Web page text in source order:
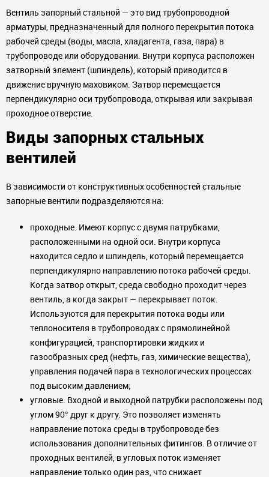
Вентиль запорный стальной — это вид трубопроводной
арматуры, предназначенный для полного перекрытия потока
рабочей среды (воды, масла, хладагента, газа, пара) в
трубопроводе или оборудовании. Внутри корпуса расположен
затворный элемент (шпиндель), который приводится в
движение вручную маховиком. Затвор перемещается
перпендикулярно оси трубопровода, открывая или закрывая
проходное отверстие.
Виды запорных стальных
вентилей
В зависимости от конструктивных особенностей стальные
запорные вентили подразделяются на:
проходные. Имеют корпус с двумя патрубками,
расположенными на одной оси. Внутри корпуса
находится седло и шпиндель, который перемещается
перпендикулярно направлению потока рабочей среды.
Когда затвор открыт, среда свободно проходит через
вентиль, а когда закрыт — перекрывает поток.
Используются для перекрытия потока воды или
теплоносителя в трубопроводах с прямолинейной
конфигурацией, транспортировки жидких и
газообразных сред (нефть, газ, химические вещества),
управления подачей пара в технологических процессах
под высоким давлением;
угловые. Входной и выходной патрубки расположены под
углом 90° друг к другу. Это позволяет изменять
направление потока среды в трубопроводе без
использования дополнительных фитингов. В отличие от
проходных вентилей, в угловых поток изменяет
направление только один раз, что снижает